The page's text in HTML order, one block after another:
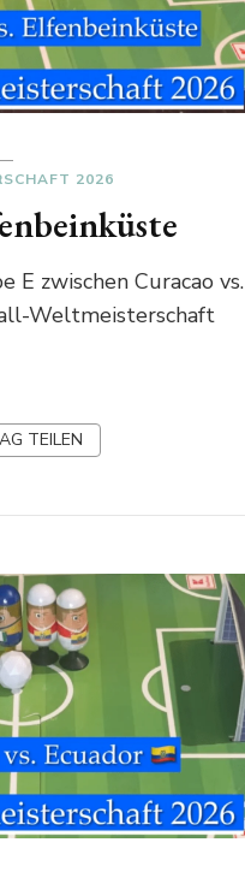
2026
E zwischen Curacao vs.
Weltmeisterschaft
TEILEN